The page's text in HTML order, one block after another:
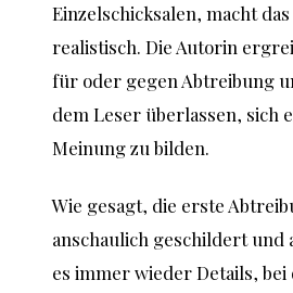
Einzelschicksalen, macht
realistisch. Die Autorin
für oder gegen Abtreibung
dem Leser überlassen, sich
Meinung zu bilden.
Wie gesagt, die erste
anschaulich geschildert und
es immer wieder Details, bei